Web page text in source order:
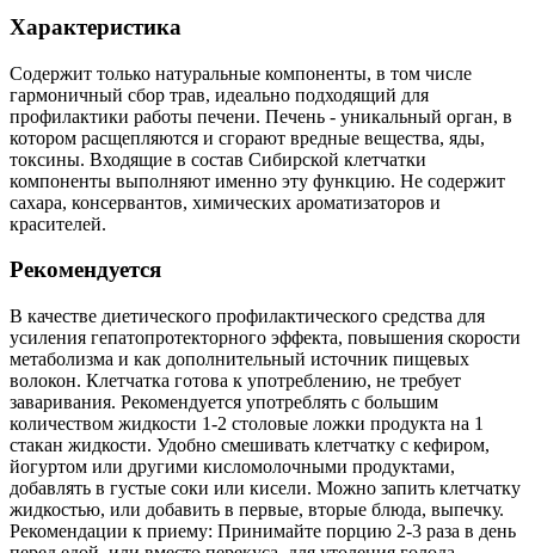
Характеристика
Содержит только натуральные компоненты, в том числе
гармоничный сбор трав, идеально подходящий для
профилактики работы печени. Печень - уникальный орган, в
котором расщепляются и сгорают вредные вещества, яды,
токсины. Входящие в состав Сибирской клетчатки
компоненты выполняют именно эту функцию. Не содержит
сахара, консервантов, химических ароматизаторов и
красителей.
Рекомендуется
В качестве диетического профилактического средства для
усиления гепатопротекторного эффекта, повышения скорости
метаболизма и как дополнительный источник пищевых
волокон. Клетчатка готова к употреблению, не требует
заваривания. Рекомендуется употреблять с большим
количеством жидкости 1-2 столовые ложки продукта на 1
стакан жидкости. Удобно смешивать клетчатку с кефиром,
йогуртом или другими кисломолочными продуктами,
добавлять в густые соки или кисели. Можно запить клетчатку
жидкостью, или добавить в первые, вторые блюда, выпечку.
Рекомендации к приему: Принимайте порцию 2-3 раза в день